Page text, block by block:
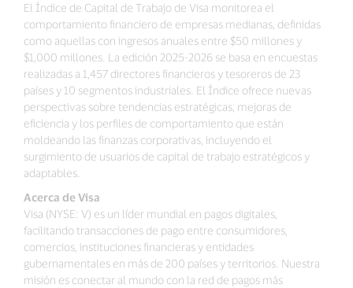
El Índice de Capital de Trabajo de Visa monitorea el
comportamiento financiero de empresas medianas, definidas
como aquellas con ingresos anuales entre $50 millones y
$1,000 millones. La edición 2025-2026 se basa en encuestas
realizadas a 1,457 directores financieros y tesoreros de 23
países y 10 segmentos industriales. El Índice ofrece nuevas
perspectivas sobre tendencias estratégicas, mejoras de
eficiencia y los perfiles de comportamiento que están
moldeando las finanzas corporativas, incluyendo el
surgimiento de usuarios de capital de trabajo estratégicos y
adaptables.
Acerca de Visa
Visa (NYSE: V) es un líder mundial en pagos digitales,
facilitando transacciones de pago entre consumidores,
comercios, instituciones financieras y entidades
gubernamentales en más de 200 países y territorios. Nuestra
misión es conectar al mundo con la red de pagos más